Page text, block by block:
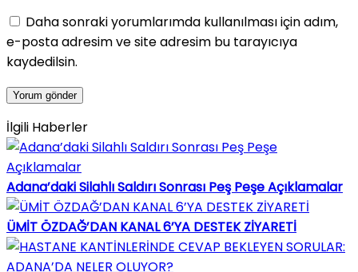
Daha sonraki yorumlarımda kullanılması için adım,
e-posta adresim ve site adresim bu tarayıcıya
kaydedilsin.
İlgili Haberler
Adana’daki Silahlı Saldırı Sonrası Peş Peşe Açıklamalar
ÜMİT ÖZDAĞ’DAN KANAL 6’YA DESTEK ZİYARETİ